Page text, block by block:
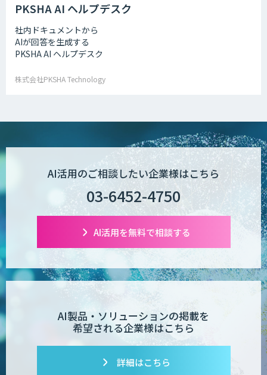
PKSHA AI ヘルプデスク
社内ドキュメントから
AIが回答を生成する
PKSHA AI ヘルプデスク
株式会社PKSHA Technology
AI活用のご相談したい企業様はこちら
03-6452-4750
AI活用を無料で相談する
AI製品・ソリューションの掲載を
希望される企業様はこちら
詳細はこちら